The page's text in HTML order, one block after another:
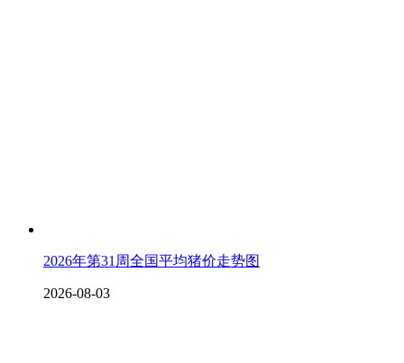
2026年第31周全国平均猪价走势图
2026-08-03